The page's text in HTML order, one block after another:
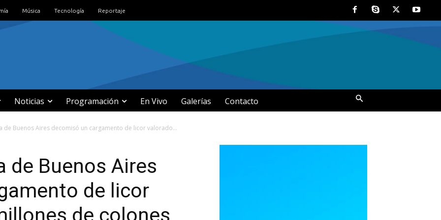
Música Tecnología Reportaje
Noticias Programación En Vivo Galerías Contacto
de Buenos Aires decomisó un cargamento de licor valorado...
de Buenos Aires
de licor
de colones